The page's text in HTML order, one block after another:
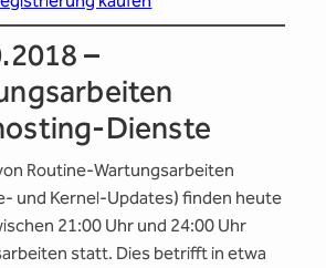
–
Dienste
Routine-Wartungsarbeiten
und Kernel-Updates) finden heute
21:00 Uhr und 24:00 Uhr
statt. Dies betrifft in etwa